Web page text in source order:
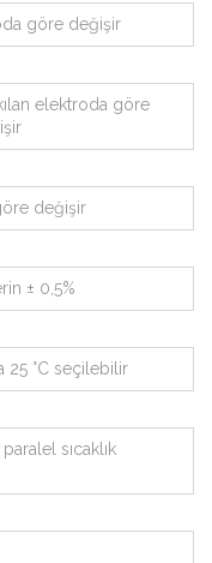
göre değişir
elektroda göre
değişir
± 0,5%
25 °C seçilebilir
sıcaklık